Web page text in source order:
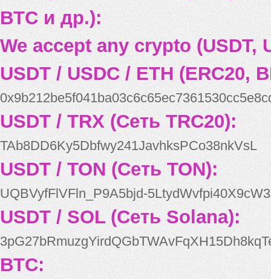
BTC и др.):
We accept any crypto (USDT,
USDT / USDC / ETH (ERC20,
USDT / TRX (Сеть TRC20):
TAb8DD6Ky5Dbfwy241JavhksPCo38nkVsL
USDT / TON (Сеть TON):
UQBVyfFlVFln_P9A5bjd-
USDT / SOL (Сеть Solana):
BTC: